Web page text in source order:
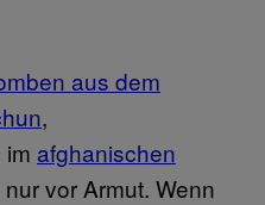
aus dem
,
afghanischen
vor Armut. Wenn